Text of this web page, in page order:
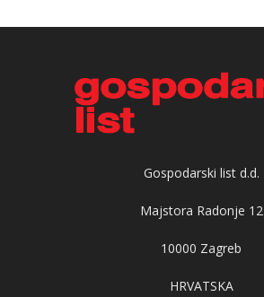
Gospodarski list d.d.
Majstora Radonje 12
10000 Zagreb
HRVATSKA